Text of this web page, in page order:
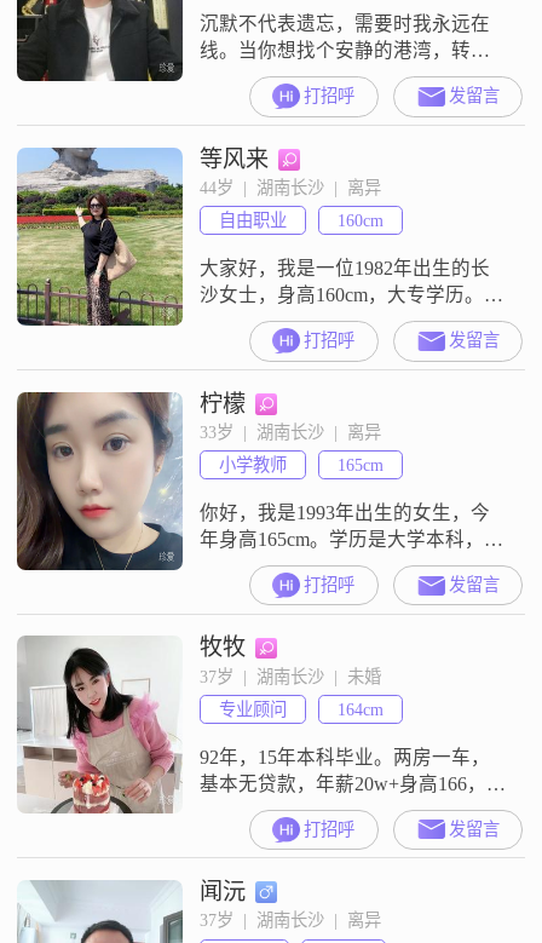
沉默不代表遗忘，需要时我永远在
线。当你想找个安静的港湾，转身
就能看见我的微笑，日更朋友圈的
小目标就是想在茫茫人海里与你产
生温暖的连接，缘分天定，努力在
我
打招呼 发留言
等风来
44岁  |  湖南长沙  |  离异
自由职业
160cm
大家好，我是一位1982年出生的长
沙女士，身高160cm，大专学历。我
性格独立自信，总是以乐观积极的
态度面对生活。我热爱每一天，享
受生活中的每一个小确幸。我追求
的是一种精致而简单的生活方式，
我相信幸福往往就隐藏在平凡的日
子里。在人际交往中，我真诚可
靠，善于信任和包容他人。我喜欢
与人真诚沟通，分享我的想法和感
受。我的情绪
打招呼 发留言
柠檬
33岁  |  湖南长沙  |  离异
小学教师
165cm
你好，我是1993年出生的女生，今
年身高165cm。学历是大学本科，月
收入在8001到12000元之间。关于我
的性格，平时大家觉得我是一个温
柔体贴的人，性格开朗爱笑，平时
也比较独立自信。我觉得自己是一
个热爱生活的人，同时也很看重家
庭，认为家庭优先是很重要的。平
时我喜欢过精致生活，也喜欢看电
影和追剧。在相处中，我觉得互相
打招呼 发留言
牧牧
37岁  |  湖南长沙  |  未婚
专业顾问
164cm
92年，15年本科毕业。两房一车，
基本无贷款，年薪20w+身高166，
49kg，觉得有兴趣的可以私发生活
照偏好圆润一些的身材，身高不低
于172，然后性格有主见爱笑一些，
开车技术好些，我开车比较菜，另
外个人喜欢爬爬山跑跑步爱吃辣，
打招呼 发留言
闻沅
37岁  |  湖南长沙  |  离异